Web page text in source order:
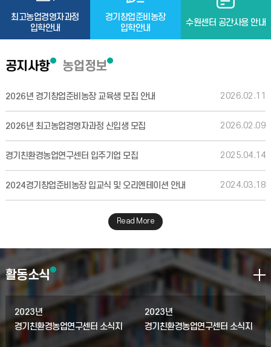
최고농업경영자과정
입학안내
경기창업준비농장
입학안내
수원센터 공간사용 안내
공지사항
2026년 경기창업준비농장 교육생 모집 안내 2026.02.11
2026년 최고농업경영자과정 신입생 모집 2026.02.09
경기친환경농업연구센터 입주기업 모집 2025.04.14
2024경기창업준비농장 입교식 및 오리엔테이션 안내 2024.03.18
Read More
농업정보
활동소식
2023년
경기친환경농업연구센터 소식지
(4월 카드뉴스)
2023년
경기친환경농업연구센터 소식지
(3월 카드뉴스)